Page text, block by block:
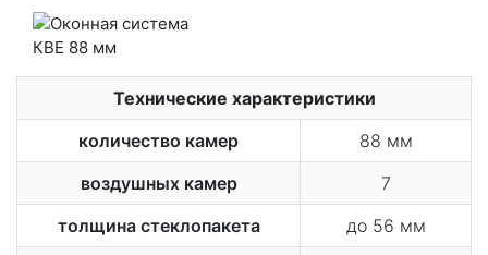
Технические характеристики
количество камер
88 мм
воздушных камер
7
толщина стеклопакета
до 56 мм